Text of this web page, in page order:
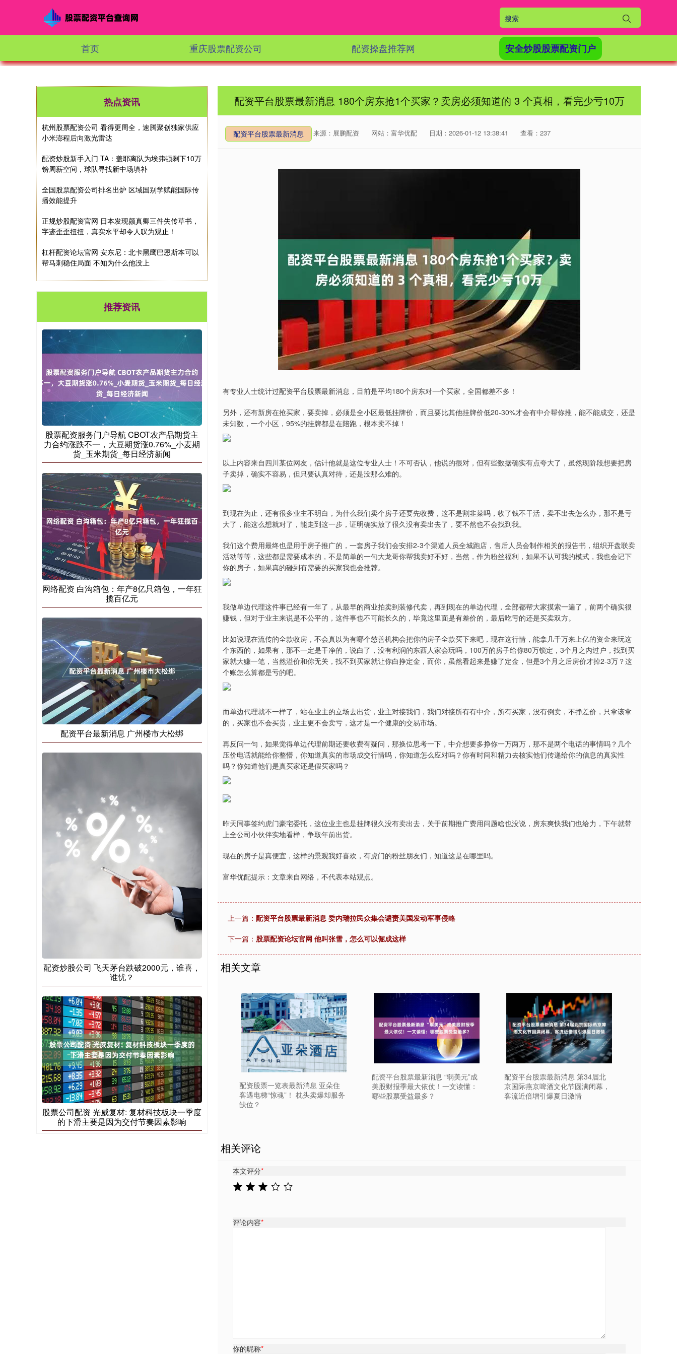
首页 重庆股票配资公司 配资操盘推荐网 安全炒股股票配资门户
配资平台股票最新消息 180个房东抢1个买家？卖房必须知道的 3 个真相，看完少亏10万
配资平台股票最新消息 来源：展鹏配资 网站：富华优配 日期：2026-01-12 13:38:41 查看：237
有专业人士统计过配资平台股票最新消息，目前是平均180个房东对一个买家，全国都差不多！
另外，还有新房在抢买家，要卖掉，必须是全小区最低挂牌价，而且要比其他挂牌价低20-30%才会有中介帮你推，能不能成交，还是
未知数，一个小区，95%的挂牌都是在陪跑，根本卖不掉！
以上内容来自四川某位网友，估计他就是这位专业人士！不可否认，他说的很对，但有些数据确实有点夸大了，虽然现阶段想要把房
子卖掉，确实不容易，但只要认真对待，还是没那么难的。
到现在为止，还有很多业主不明白，为什么我们卖个房子还要先收费，这不是割韭菜吗，收了钱不干活，卖不出去怎么办，那不是亏
大了，能这么想就对了，能走到这一步，证明确实放了很久没有卖出去了，要不然也不会找到我。
我们这个费用最终也是用于房子推广的，一套房子我们会安排2-3个渠道人员全城跑店，售后人员会制作相关的报告书，组织开盘联卖
活动等等，这些都是需要成本的，不是简单的一句大龙哥你帮我卖好不好，当然，作为粉丝福利，如果不认可我的模式，我也会记下
你的房子，如果真的碰到有需要的买家我也会推荐。
我做单边代理这件事已经有一年了，从最早的商业拍卖到装修代卖，再到现在的单边代理，全部都帮大家摸索一遍了，前两个确实很
赚钱，但对于业主来说是不公平的，这件事也不可能长久的，毕竟这里面是有差价的，最后吃亏的还是买卖双方。
比如说现在流传的全款收房，不会真以为有哪个慈善机构会把你的房子全款买下来吧，现在这行情，能拿几千万来上亿的资金来玩这
个东西的，如果有，那不一定是干净的，说白了，没有利润的东西人家会玩吗，100万的房子给你80万锁定，3个月之内过户，找到买
家就大赚一笔，当然溢价和你无关，找不到买家就让你白挣定金，而你，虽然看起来是赚了定金，但是3个月之后房价才掉2-3万？这
个账怎么算都是亏的吧。
而单边代理就不一样了，站在业主的立场去出货，业主对接我们，我们对接所有有中介，所有买家，没有倒卖，不挣差价，只拿该拿
的，买家也不会买贵，业主更不会卖亏，这才是一个健康的交易市场。
再反问一句，如果觉得单边代理前期还要收费有疑问，那换位思考一下，中介想要多挣你一万两万，那不是两个电话的事情吗？几个
压价电话就能给你整懵，你知道真实的市场成交行情吗，你知道怎么应对吗？你有时间和精力去核实他们传递给你的信息的真实性
吗？你知道他们是真买家还是假买家吗？
昨天同事签约虎门豪宅委托，这位业主也是挂牌很久没有卖出去，关于前期推广费用问题啥也没说，房东爽快我们也给力，下午就带
上全公司小伙伴实地看样，争取年前出货。
现在的房子是真便宜，这样的景观我好喜欢，有虎门的粉丝朋友们，知道这是在哪里吗。
富华优配提示：文章来自网络，不代表本站观点。
上一篇： 配资平台股票最新消息 委内瑞拉民众集会谴责美国发动军事侵略
下一篇： 股票配资论坛官网 他叫张雪，怎么可以倔成这样
相关文章
配资股票一览表最新消息 亚朵住
客遇电梯“惊魂”！ 枕头卖爆却服务
缺位？
配资平台股票最新消息 “弱美元”成
美股财报季最大依仗！一文读懂：
哪些股票受益最多？
配资平台股票最新消息 第34届北
京国际燕京啤酒文化节圆满闭幕，
客流近倍增引爆夏日激情
相关评论
本文评分*
评论内容*
你的昵称*
热点资讯
杭州股票配资公司 看得更周全，速腾聚创独家供应
小米澎程后向激光雷达
配资炒股新手入门 TA：盖耶离队为埃弗顿剩下10万
镑周薪空间，球队寻找新中场填补
全国股票配资公司排名出炉 区域国别学赋能国际传
播效能提升
正规炒股配资官网 日本发现颜真卿三件失传草书，
字迹歪歪扭扭，真实水平却令人叹为观止！
杠杆配资论坛官网 安东尼：北卡黑鹰巴恩斯本可以
帮马刺稳住局面 不知为什么他没上
推荐资讯
股票配资服务门户导航 CBOT农产品期货主
力合约涨跌不一，大豆期货涨0.76%_小麦期
货_玉米期货_每日经济新闻
网络配资 白沟箱包：年产8亿只箱包，一年狂
揽百亿元
配资平台最新消息 广州楼市大松绑
配资炒股公司 飞天茅台跌破2000元，谁喜，
谁忧？
股票公司配资 光威复材: 复材科技板块一季度
的下滑主要是因为交付节奏因素影响